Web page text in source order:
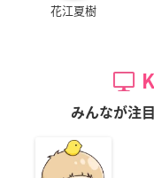
花江夏樹
みんなが注